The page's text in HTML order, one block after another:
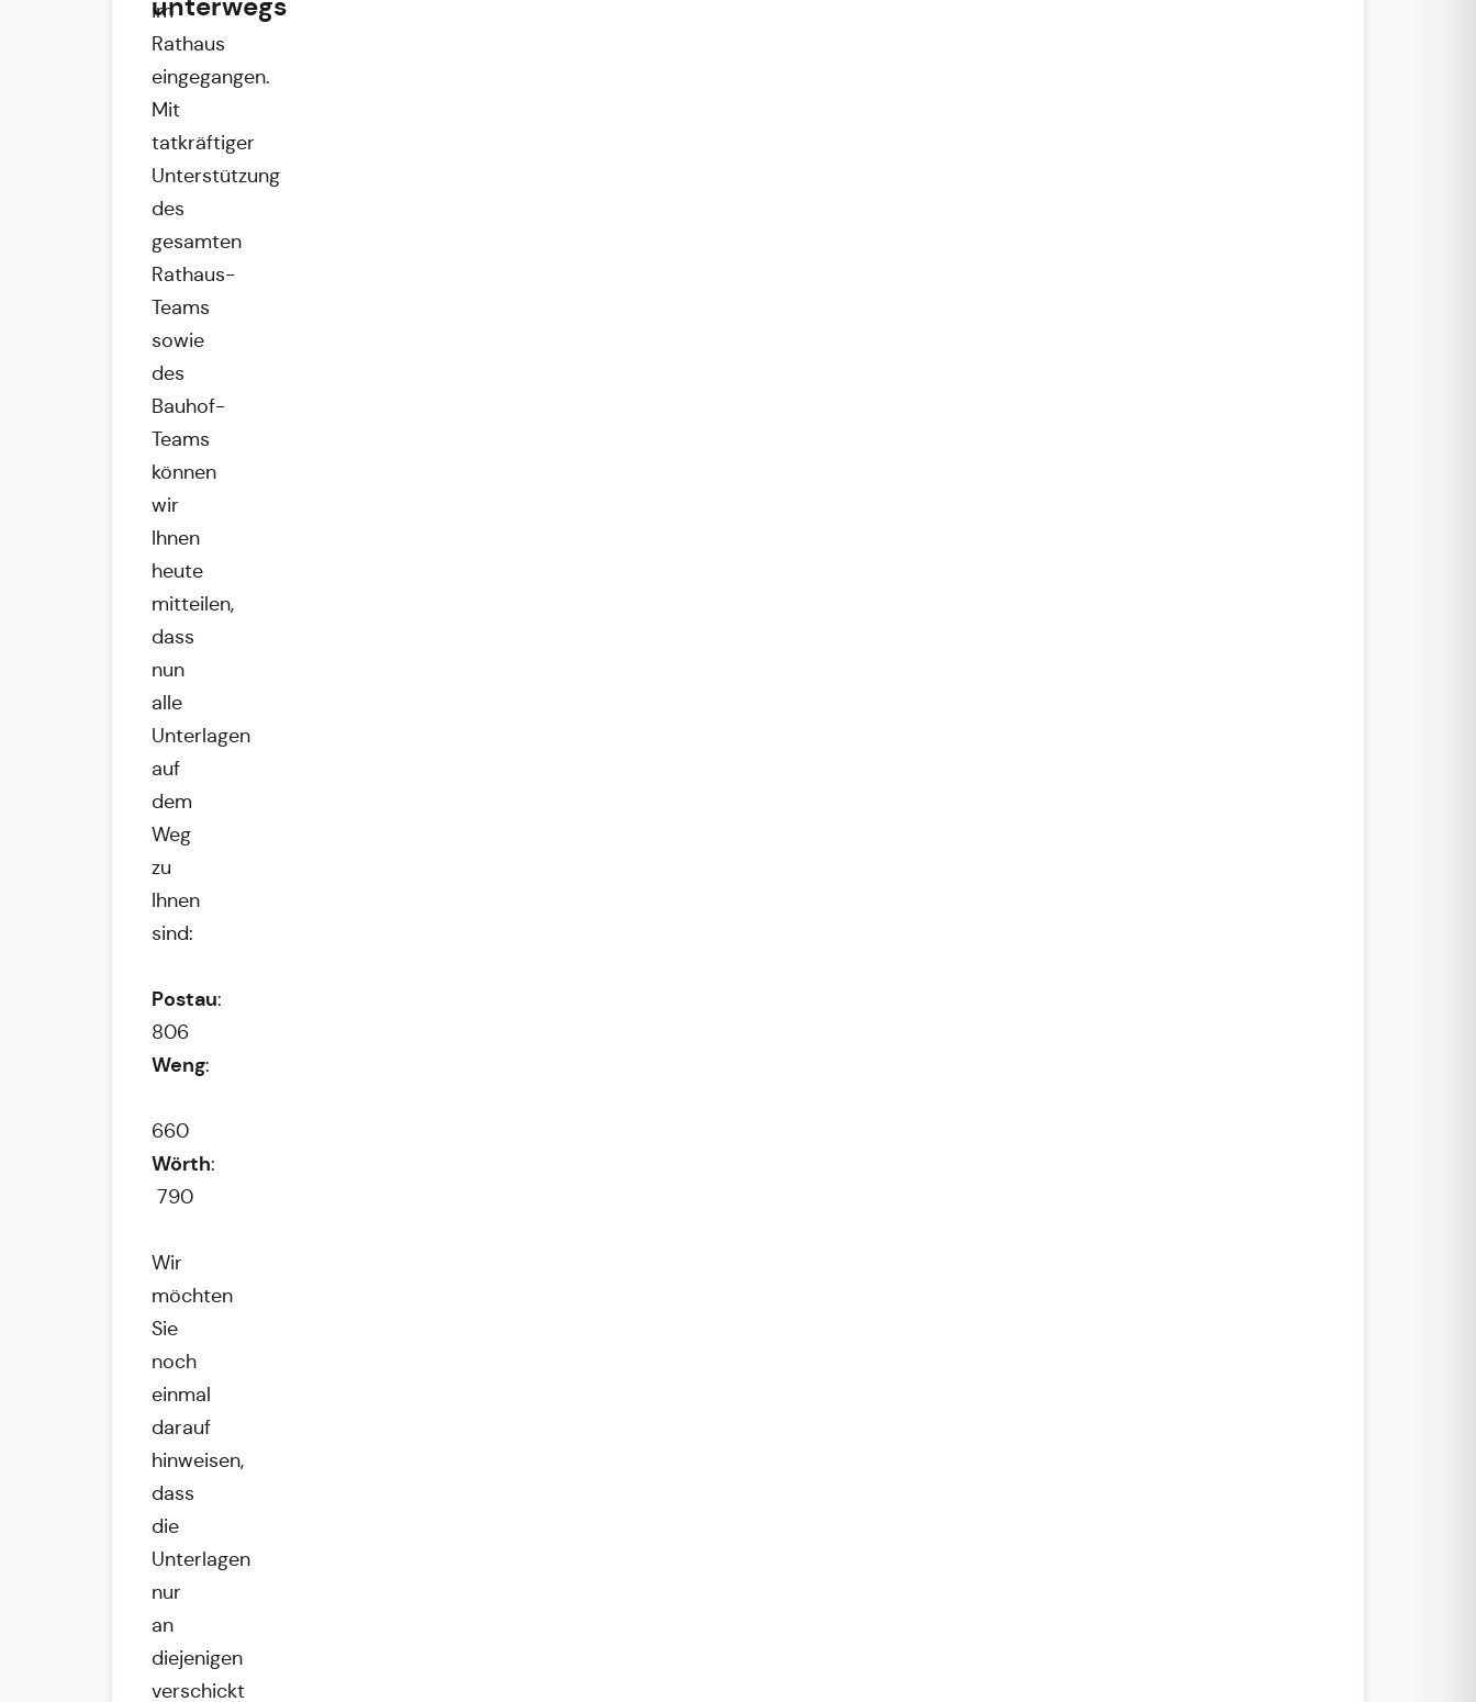
unterwegs
im
Rathaus
eingegangen.
Mit
tatkräftiger
Unterstützung
des
gesamten
Rathaus-
Teams
sowie
des
Bauhof-
Teams
können
wir
Ihnen
heute
mitteilen,
dass
nun
alle
Unterlagen
auf
dem
Weg
zu
Ihnen
sind:
Postau:
806
Weng:
660
Wörth:
790
Wir
möchten
Sie
noch
einmal
darauf
hinweisen,
dass
die
Unterlagen
nur
an
diejenigen
verschickt